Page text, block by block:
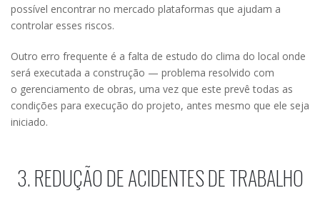
possível encontrar no mercado plataformas que ajudam a
controlar esses riscos.
Outro erro frequente é a falta de estudo do clima do local onde
será executada a construção — problema resolvido com
o gerenciamento de obras, uma vez que este prevê todas as
condições para execução do projeto, antes mesmo que ele seja
iniciado.
3. REDUÇÃO DE ACIDENTES DE TRABALHO